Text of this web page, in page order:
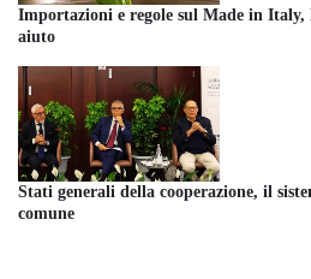
Importazioni e regole sul Made in Italy,
aiuto
Stati generali della cooperazione, il
comune